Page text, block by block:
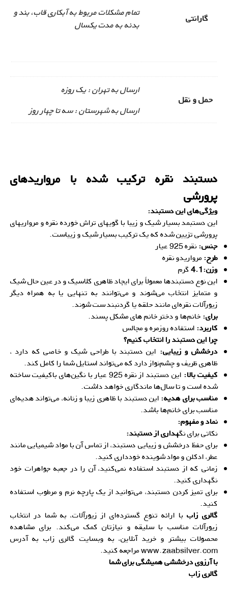
گارانتی
تمام مشکلات مربوط به آبکاری قاب، بند و
بدنه به مدت یکسال
حمل و نقل
ارسال به تهران : یک روزه
ارسال به شهرستان : سه تا چهار روز
دستبند نقره ترکیب شده با مرواریدهای
پرورشی
ویژگی‌های این دستبند:
این دستبمد بسیار شیک و زیبا با گویهای تراش خورده نقره و مرواریهای
پرورشی تزیین شده که یک ترکیب بسیار شیک و زیباست.
جنس: نقره 925 عیار
طرح: مرواریدو نقره
وزن:4.1
گرم
این نوع دستبندها معمولاً برای ایجاد ظاهری کلاسیک و در عین حال شیک
و متمایز انتخاب می‌شوند و می‌توانند به تنهایی یا به همراه دیگر
زیورآلات نقره‌ای مانند حلقه یا گردنبند ست شوند.
برای: خانم‌ها و دختر خانم های مشکل پسند.
کاربرد: استفاده روزمره و مجالس
چرا این دستبند را انتخاب کنیم؟
درخشش و زیبایی: این دستبند با طراحی شیک و خاصی که دارد ،
ظاهری ظریف و چشم‌نواز دارد که می‌تواند استایل شما را کامل کند.
کیفیت بالا:
این دستبند از نقره 925 عیار با نگین‌های باکیفیت ساخته
شده است و تا سال‌ها ماندگاری خواهد داشت.
مناسب برای هدیه: این دستبند با ظاهری زیبا و زنانه، می‌تواند هدیه‌ای
مناسب برای خانم‌ها باشد.
نماد و مفهوم:
نکاتی برای نگهداری از دستبند:
برای حفظ درخشش و زیبایی دستبند، از تماس آن با مواد شیمیایی مانند
عطر، ادکلن و مواد شوینده خودداری کنید.
زمانی که از دستبند استفاده نمی‌کنید، آن را در جعبه جواهرات خود
نگهداری کنید.
برای تمیز کردن دستبند، می‌توانید از یک پارچه نرم و مرطوب استفاده
کنید.
گالری زاب با ارائه تنوع گسترده‌ای از زیورآلات، به شما در انتخاب
زیورآلات مناسب با سلیقه و نیازتان کمک می‌کند. برای مشاهده
محصولات بیشتر و خرید آنلاین، به وبسایت گالری زاب به آدرس
www.zaabsilver.comمراجعه کنید.
با آرزوی درخششی همیشگی برای شما
گالری زاب